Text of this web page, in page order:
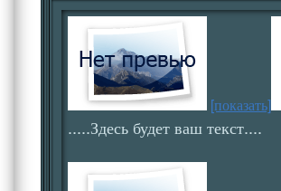
[показать]
.....Здесь будет ваш текст....